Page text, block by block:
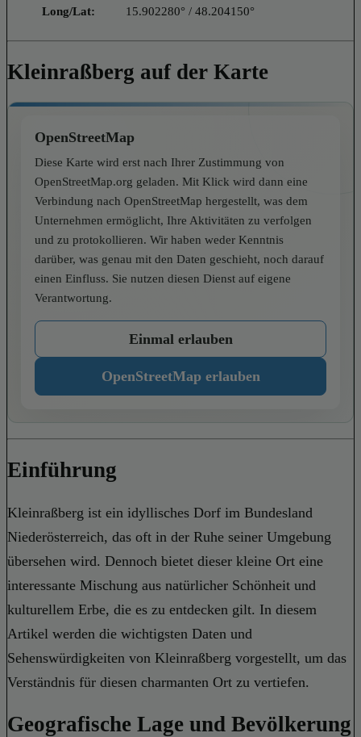
Long/Lat: 15.902280° / 48.204150°
Kleinraßberg auf der Karte
OpenStreetMap
Diese Karte wird erst nach Ihrer Zustimmung von
OpenStreetMap.org geladen. Mit Klick wird dann eine
Verbindung nach OpenStreetMap hergestellt, was dem
Unternehmen ermöglicht, Ihre Aktivitäten zu verfolgen
und zu protokollieren. Wir haben weder Kenntnis
darüber, was genau mit den Daten geschieht, noch darauf
einen Einfluss. Sie nutzen diesen Dienst auf eigene
Verantwortung.
Einmal erlauben
OpenStreetMap erlauben
Einführung
Kleinraßberg ist ein idyllisches Dorf im Bundesland
Niederösterreich, das oft in der Ruhe seiner Umgebung
übersehen wird. Dennoch bietet dieser kleine Ort eine
interessante Mischung aus natürlicher Schönheit und
kulturellem Erbe, die es zu entdecken gilt. In diesem
Artikel werden die wichtigsten Daten und
Sehenswürdigkeiten von Kleinraßberg vorgestellt, um das
Verständnis für diesen charmanten Ort zu vertiefen.
Geografische Lage und Bevölkerung